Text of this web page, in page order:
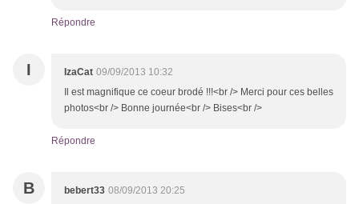
Répondre
I IzaCat 09/09/2013 10:32
Il est magnifique ce coeur brodé !!!<br /> Merci pour ces belles
photos<br /> Bonne journée<br /> Bises<br />
Répondre
B bebert33 08/09/2013 20:25